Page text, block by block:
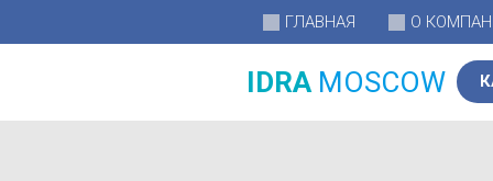
ГЛАВНАЯ О
IDRA MOSCOW